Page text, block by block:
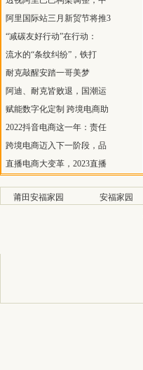
阿里国际站三月新贸节将推3
“减碳友好行动”在行动：
流水的“条纹纠纷”，铁打
耐克敲醒安踏一哥美梦
阿迪、耐克皆败退，国潮运
赋能数字化定制 跨境电商助
2022抖音电商这一年：责任
跨境电商迈入下一阶段，品
直播电商大变革，2023直播
莆田安福家园 安福家园